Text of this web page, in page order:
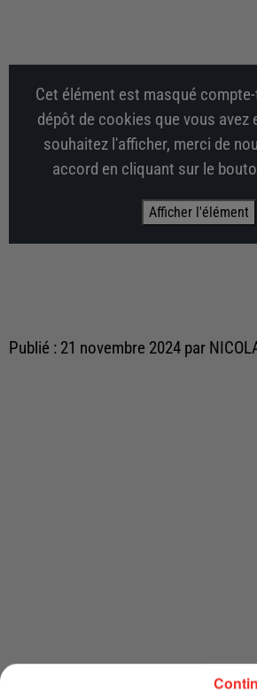
Cet élément est masqué
dépôt de cookies que vous avez
souhaitez l'afficher, merci de
accord en cliquant sur le
Afficher l'élément
Publié : 21 novembre 2024 par